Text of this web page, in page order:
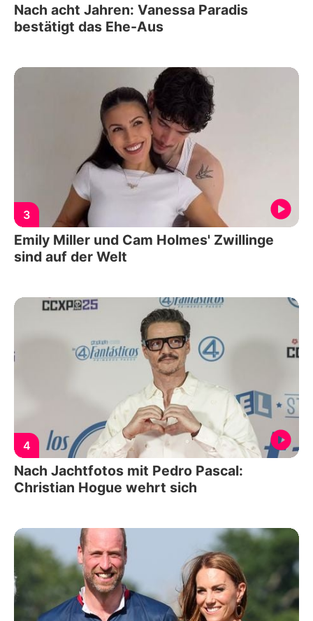
Nach acht Jahren: Vanessa Paradis
bestätigt das Ehe-Aus
3
Emily Miller und Cam Holmes' Zwillinge
sind auf der Welt
4
Nach Jachtfotos mit Pedro Pascal:
Christian Hogue wehrt sich